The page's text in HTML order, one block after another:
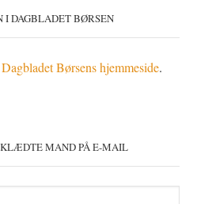
I DAGBLADET BØRSEN
Børsens hjemmeside.
MAND PÅ E-MAIL